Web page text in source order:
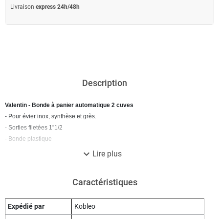
Livraison express 24h/48h
Description
Valentin - Bonde à panier automatique 2 cuves
- Pour évier inox, synthèse et grès.
- Sorties filetées 1''1/2
- Bonde plastique
- Panier inox, plateau inox Ø 113 mm
- Livrée avec trop-plein
- Ø Perçage 90 mm
expand_more Lire plus
Caractéristiques
Expédié par
Kobleo